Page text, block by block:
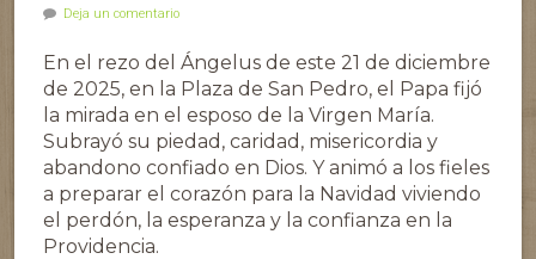
Deja un comentario
En el rezo del Ángelus de este 21 de diciembre
de 2025, en la Plaza de San Pedro, el Papa fijó
la mirada en el esposo de la Virgen María.
Subrayó su piedad, caridad, misericordia y
abandono confiado en Dios. Y animó a los fieles
a preparar el corazón para la Navidad viviendo
el perdón, la esperanza y la confianza en la
Providencia.